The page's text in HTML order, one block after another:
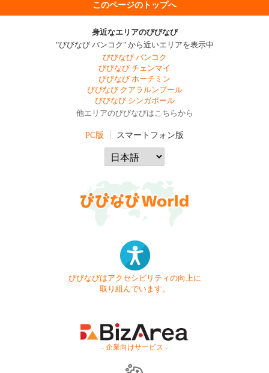
このページのトップへ
身近なエリアのびびなび
"びびなび バンコク" から近いエリアを表示中
びびなび バンコク
びびなび チェンマイ
びびなび ホーチミン
びびなび クアラルンプール
びびなび シンガポール
他エリアのびびなびはこちらから
PC版 スマートフォン版
びびなびはアクセシビリティの向上に
取り組んでいます。
- 企業向けサービス -